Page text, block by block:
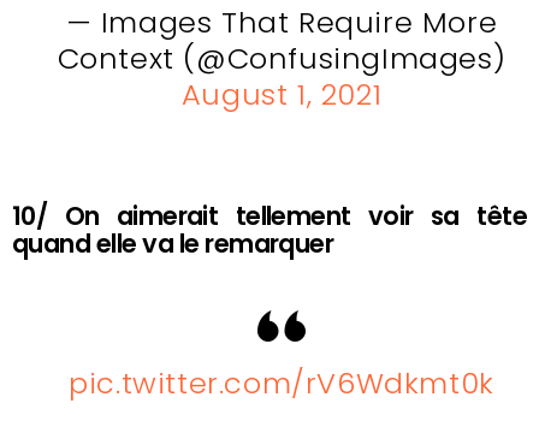
— Images That Require More
Context (@ConfusingImages)
August 1, 2021
10/ On aimerait tellement voir sa tête
quand elle va le remarquer
pic.twitter.com/rV6Wdkmt0k